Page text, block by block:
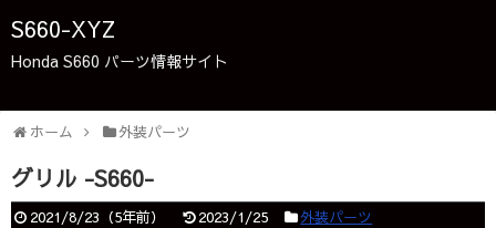
S660-XYZ
Honda S660 パーツ情報サイト
ホーム 外装パーツ
グリル -S660-
2021/8/23 （5年前） 2023/1/25 外装パーツ